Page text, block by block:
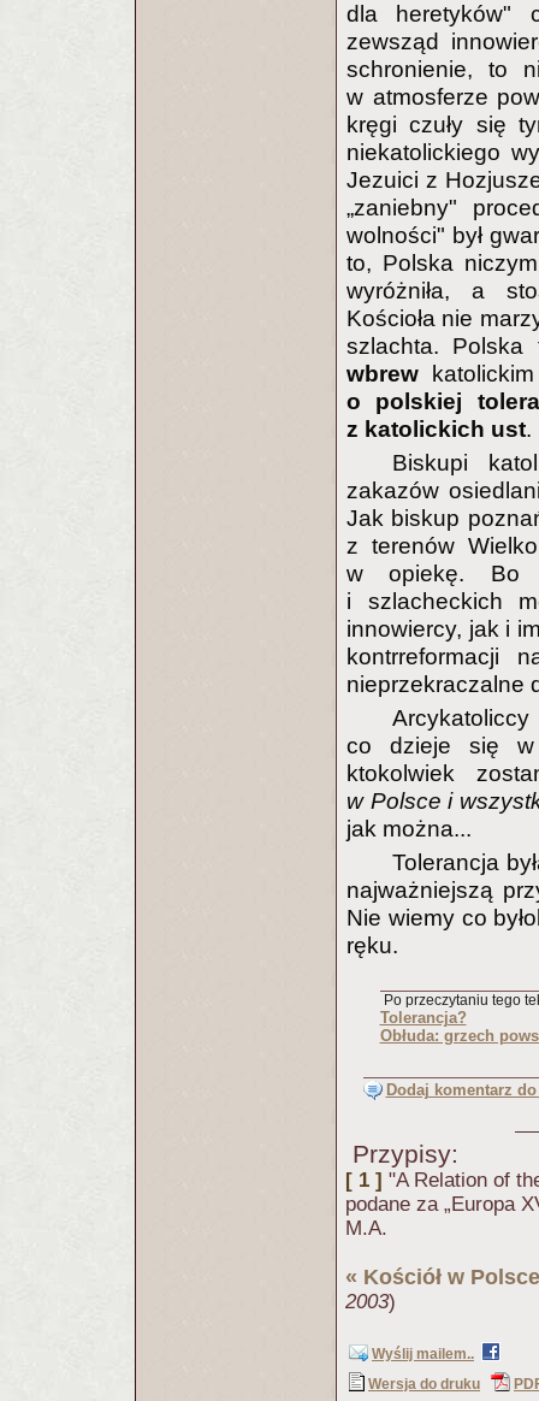
dla heretyków"
zewsząd
schronienie, to
w atmosferze
kręgi czuły się
niekatolickiego
Jezuici z
„zaniebny"
wolności" był
to, Polska
wyróżniła, a
Kościoła nie
szlachta.
wbrew
o polskiej
z katolickich ust.
Biskupi
zakazów
Jak biskup
z terenów
w opiekę. Bo
i szlacheckich
innowiercy, jak i
kontrreformacji
nieprzekraczalne
co dzieje się w
ktokolwiek
w Polsce i
jak można...
Tolerancja
najważniejszą
Nie wiemy co
ręku.
Po przeczytaniu tego
Tolerancja?
Obłuda: grzech
Dodaj komentarz
Przypisy:
[ 1 ] "A Relation of
podane za „Europa
M.A.
« Kościół w Polsce
2003)
Wyślij mailem..
Wersja do druku